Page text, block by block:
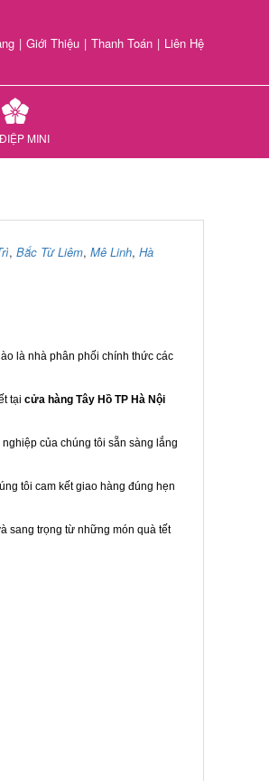
| Giới Thiệu | Thanh Toán | Liên Hệ
MINI
, Bắc Từ Liêm, Mê Linh, Hà
là nhà phân phối chính thức các
tại cửa hàng Tây Hồ TP Hà Nội
của chúng tôi sẵn sàng lắng
tôi cam kết giao hàng đúng hẹn
sang trọng từ những món quà tết